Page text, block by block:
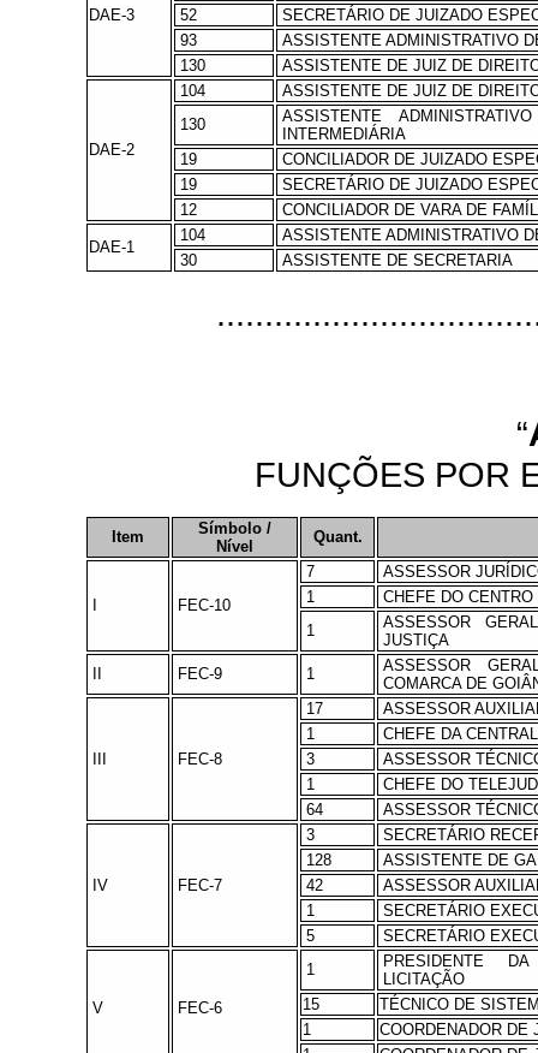
DAE-3
52
SECRETÁRIO DE JUIZADO
93
ASSISTENTE ADMINISTRATIVO
130
ASSISTENTE DE JUIZ DE
DAE-2
104
ASSISTENTE DE JUIZ DE
130
ASSISTENTE
INTERMEDIÁRIA
19
CONCILIADOR DE JUIZADO
19
SECRETÁRIO DE JUIZADO
12
CONCILIADOR DE VARA DE
DAE-1
104
ASSISTENTE ADMINISTRATIVO
30
ASSISTENTE DE SECRETARIA
“
FUNÇÕES POR
Item
Símbolo /
Nível
Quant.
FEC-10
7
ASSESSOR
1
CHEFE DO
1
ASSESSOR
JUSTIÇA
FEC-9 1
ASSESSOR
COMARCA DE
FEC-8
17
ASSESSOR
1
CHEFE DA
3
ASSESSOR
1
CHEFE DO
64
ASSESSOR
IV FEC-7
3
SECRETÁRIO
128
ASSISTENTE DE
42
ASSESSOR
1
SECRETÁRIO
5
SECRETÁRIO
V FEC-6
1
PRESIDENTE
LICITAÇÃO
15
TÉCNICO DE
1
COORDENADOR DE